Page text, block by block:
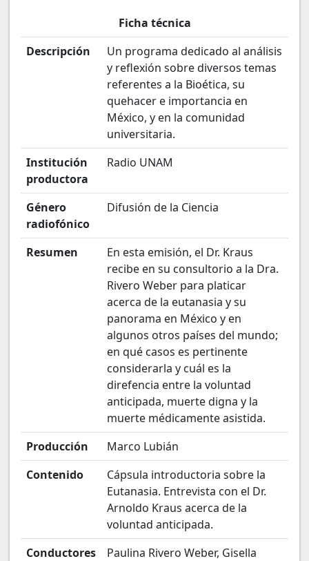
Ficha técnica
Descripción
Un programa dedicado al análisis
y reflexión sobre diversos temas
referentes a la Bioética, su
quehacer e importancia en
México, y en la comunidad
universitaria.
Institución
productora
Radio UNAM
Género
radiofónico
Difusión de la Ciencia
Resumen
En esta emisión, el Dr. Kraus
recibe en su consultorio a la Dra.
Rivero Weber para platicar
acerca de la eutanasia y su
panorama en México y en
algunos otros países del mundo;
en qué casos es pertinente
considerarla y cuál es la
direfencia entre la voluntad
anticipada, muerte digna y la
muerte médicamente asistida.
Producción
Marco Lubián
Contenido
Cápsula introductoria sobre la
Eutanasia. Entrevista con el Dr.
Arnoldo Kraus acerca de la
voluntad anticipada.
Conductores
Paulina Rivero Weber, Gisella